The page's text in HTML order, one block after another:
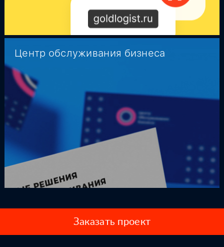
Центр обслуживания бизнеса
Заказать проект